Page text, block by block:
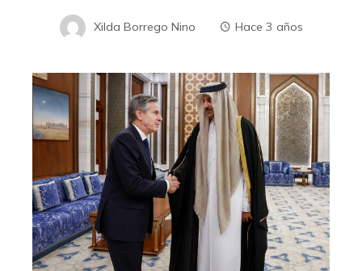
Xilda Borrego Nino Hace 3 años